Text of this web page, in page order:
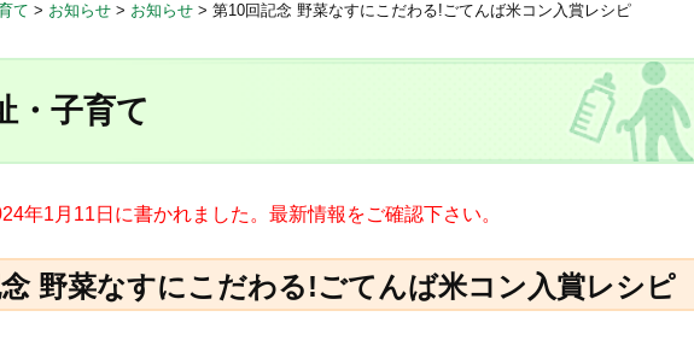
て > お知らせ > お知らせ > 第10回記念 野菜なすにこだわる!ごてんば米コン入賞レシピ
・子育て
年1月11日に書かれました。最新情報をご確認下さい。
野菜なすにこだわる!ごてんば米コン入賞レシピ